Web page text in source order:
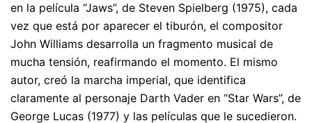
en la película “Jaws”, de Steven Spielberg (1975), cada
vez que está por aparecer el tiburón, el compositor
John Williams desarrolla un fragmento musical de
mucha tensión, reafirmando el momento. El mismo
autor, creó la marcha imperial, que identifica
claramente al personaje Darth Vader en “Star Wars”, de
George Lucas (1977) y las películas que le sucedieron.